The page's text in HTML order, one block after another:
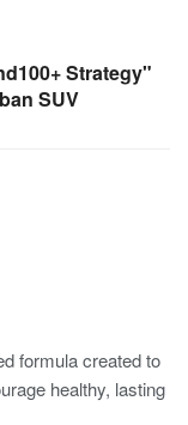
Strategy"
SUV
formula created to
healthy, lasting